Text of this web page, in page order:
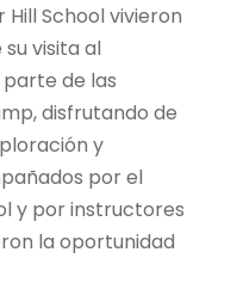
Hill School vivieron
visita al
parte de las
disfrutando de
y
por el
y por instructores
la oportunidad